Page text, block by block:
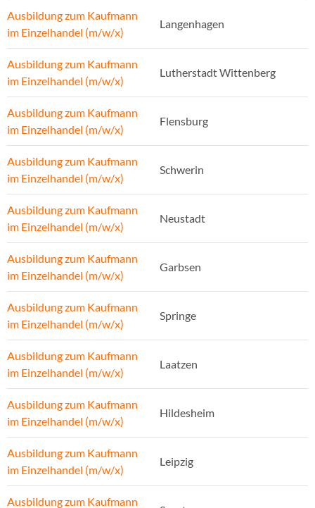
Ausbildung zum Kaufmann
im Einzelhandel (m/w/x)
Langenhagen
Ausbildung zum Kaufmann
im Einzelhandel (m/w/x)
Lutherstadt Wittenberg
Ausbildung zum Kaufmann
im Einzelhandel (m/w/x)
Flensburg
Ausbildung zum Kaufmann
im Einzelhandel (m/w/x)
Schwerin
Ausbildung zum Kaufmann
im Einzelhandel (m/w/x)
Neustadt
Ausbildung zum Kaufmann
im Einzelhandel (m/w/x)
Garbsen
Ausbildung zum Kaufmann
im Einzelhandel (m/w/x)
Springe
Ausbildung zum Kaufmann
im Einzelhandel (m/w/x)
Laatzen
Ausbildung zum Kaufmann
im Einzelhandel (m/w/x)
Hildesheim
Ausbildung zum Kaufmann
im Einzelhandel (m/w/x)
Leipzig
Ausbildung zum Kaufmann